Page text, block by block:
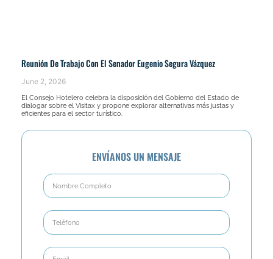
Reunión De Trabajo Con El Senador Eugenio Segura Vázquez
June 2, 2026
El Consejo Hotelero celebra la disposición del Gobierno del Estado de
dialogar sobre el Visitax y propone explorar alternativas más justas y
eficientes para el sector turístico.
ENVÍANOS UN MENSAJE